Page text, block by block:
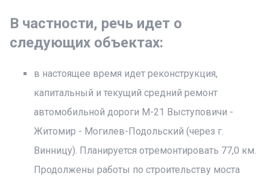
В частности, речь идет о
следующих объектах:
в настоящее время идет реконструкция,
капитальный и текущий средний ремонт
автомобильной дороги М-21 Выступовичи -
Житомир - Могилев-Подольский (через г.
Винницу). Планируется отремонтировать 77,0 км.
Продолжены работы по строительству моста